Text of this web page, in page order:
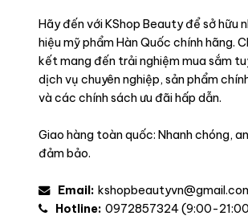
Hãy đến với KShop Beauty để sở hữu
hiệu mỹ phẩm Hàn Quốc chính hãng.
kết mang đến trải nghiệm mua sắm
dịch vụ chuyên nghiệp, sản phẩm
và các chính sách ưu đãi hấp dẫn.
Giao hàng toàn quốc: Nhanh chóng,
đảm bảo.
Email:
Hotline: 0972857324 (9:00-